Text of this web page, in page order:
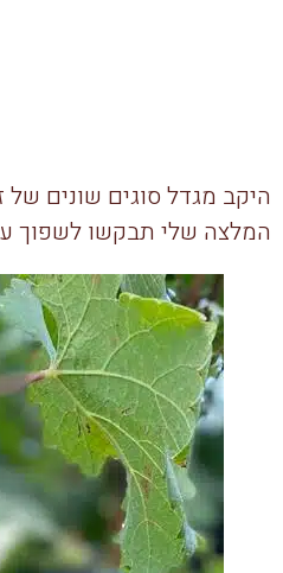
היקב מגדל סוגים שונים של
המלצה שלי תבקשו לשפוך